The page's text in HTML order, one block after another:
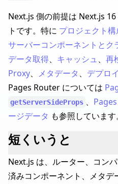
Next.js 側の前提は Next.js
トです。特に プロジェクト構
サーバーコンポーネントとク
データ取得、 キャッシュ、 再
Proxy、 メタデータ 、 デプロイ
Pages Router については
getServerSideProps 、
ージデータ も参照しています。
短くいうと
Next.js は、ルーター、コン
済みコンポーネント、メタデ